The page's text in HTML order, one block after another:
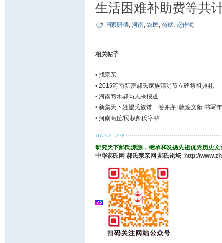
生活困难补助费等共
国家赔偿, 河南, 农民, 冤狱, 赵作海
相关帖子
• 找宗亲
• 2015河南新密郝氏家族清明节立碑祭祖典礼
• 河南商水郝岗人来报道
• 新集天下姓望氏族谱一卷并序 [敦煌文献 书写
• 河南商丘/民权郝氏字辈
研究天下郝氏渊源，继承和发扬先祖优秀历史
中华郝氏网 郝氏宗亲网 郝氏论坛 http://